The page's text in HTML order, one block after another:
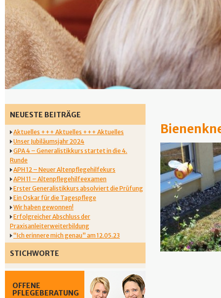
NEUESTE BEITRÄGE
Aktuelles +++ Aktuelles +++ Aktuelles
Unser Jubiläumsjahr 2024
GPA 4 – Generalistikkurs startet in die 4.
Runde
APH 12 – Neuer Altenpflegehilfekurs
APH 11 – Altenpflegehilfeexamen
Erster Generalistikkurs absolviert die Prüfung
Ein Oskar für die Tagespflege
Wir haben gewonnen!
Erfolgreicher Abschluss der
Praxisanleiterweiterbildung
“Ich erinnere mich genau” am 12.05.23
STICHWORTE
OFFENE
PFLEGEBERATUNG